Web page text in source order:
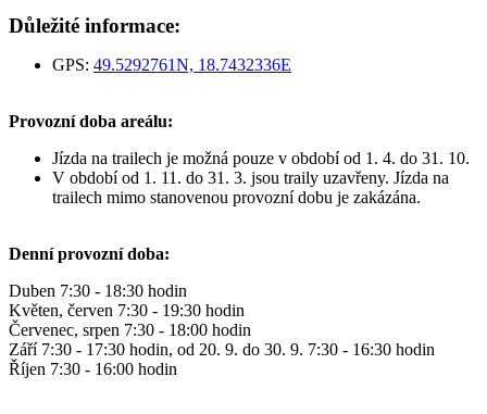
Důležité informace:
GPS: 49.5292761N, 18.7432336E
Provozní doba areálu:
Jízda na trailech je možná pouze v období od 1. 4. do 31. 10.
V období od 1. 11. do 31. 3. jsou traily uzavřeny. Jízda na
trailech mimo stanovenou provozní dobu je zakázána.
Denní provozní doba:
Duben 7:30 - 18:30 hodin
Květen, červen 7:30 - 19:30 hodin
Červenec, srpen 7:30 - 18:00 hodin
Září 7:30 - 17:30 hodin, od 20. 9. do 30. 9. 7:30 - 16:30 hodin
Říjen 7:30 - 16:00 hodin